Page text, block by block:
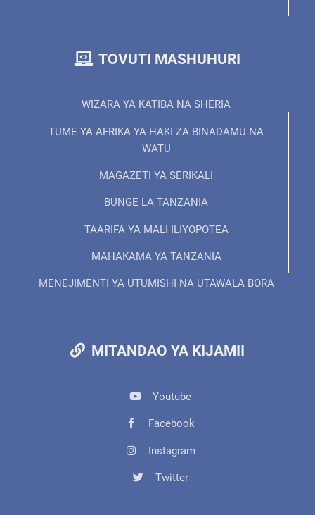
TOVUTI MASHUHURI
WIZARA YA KATIBA NA SHERIA
TUME YA AFRIKA YA HAKI ZA BINADAMU NA
WATU
MAGAZETI YA SERIKALI
BUNGE LA TANZANIA
TAARIFA YA MALI ILIYOPOTEA
MAHAKAMA YA TANZANIA
MENEJIMENTI YA UTUMISHI NA UTAWALA BORA
MITANDAO YA KIJAMII
Youtube
Facebook
Instagram
Twitter